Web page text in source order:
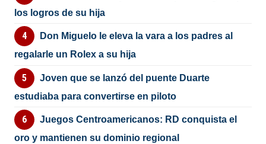
los logros de su hija
Don Miguelo le eleva la vara a los padres al
regalarle un Rolex a su hija
Joven que se lanzó del puente Duarte
estudiaba para convertirse en piloto
Juegos Centroamericanos: RD conquista el
oro y mantienen su dominio regional